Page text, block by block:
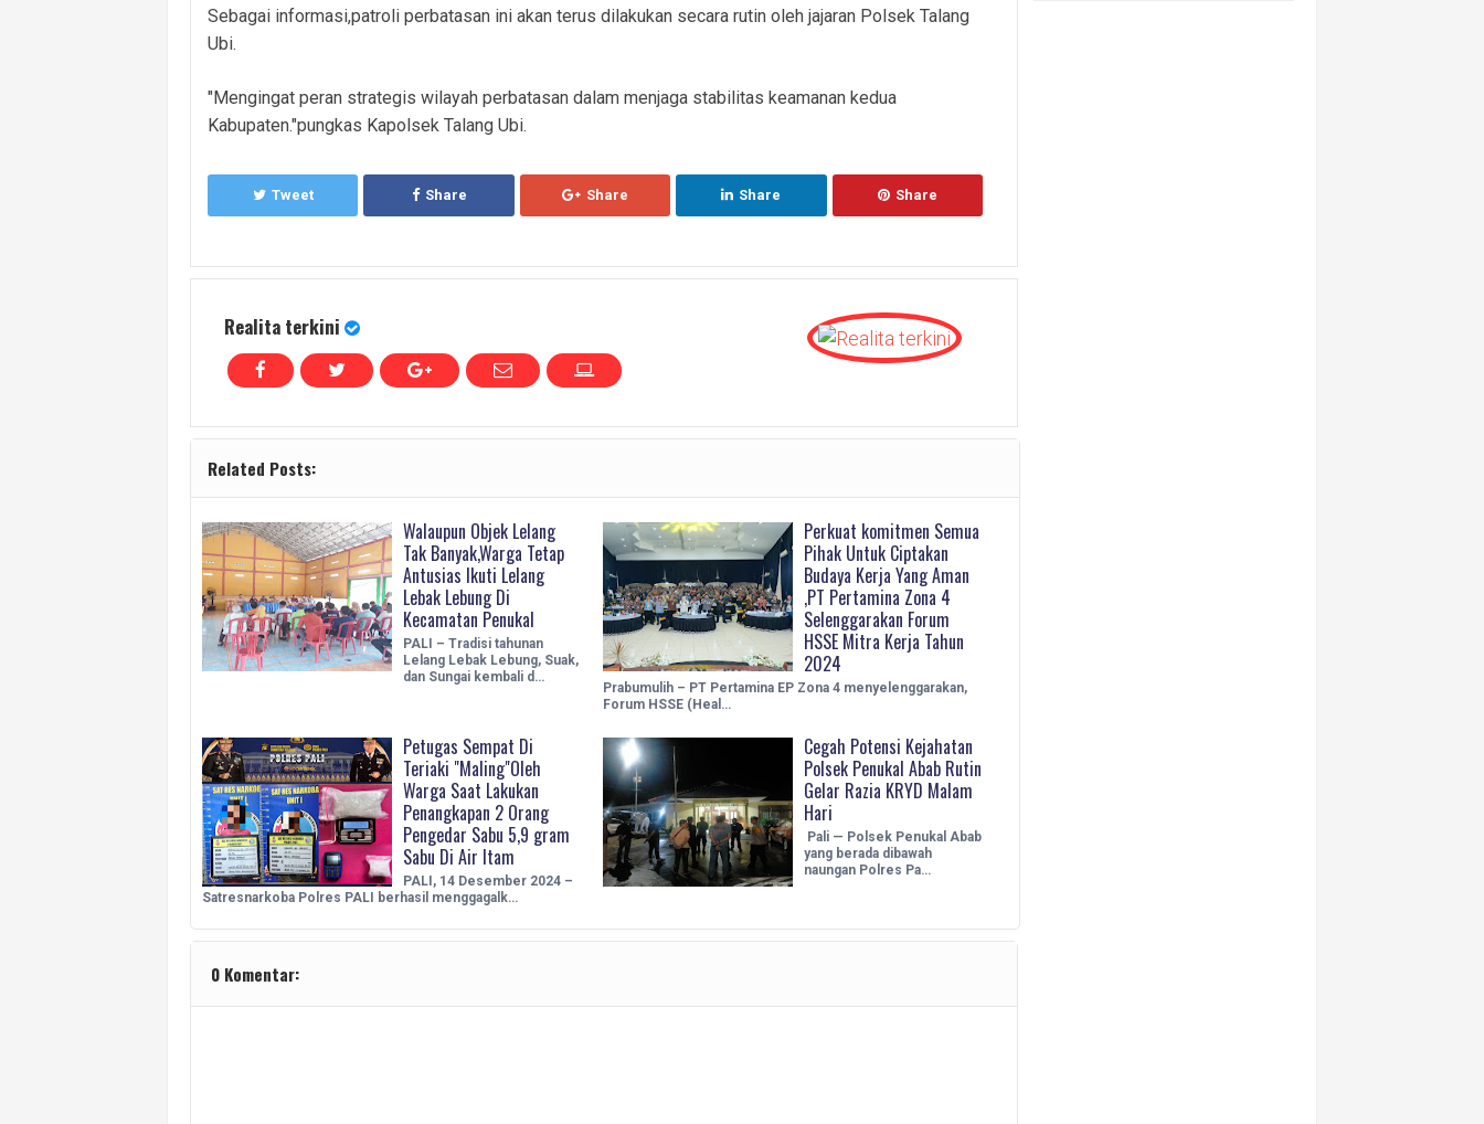
Sebagai informasi,patroli perbatasan ini akan terus dilakukan secara rutin oleh jajaran Polsek Talang
Ubi.
"Mengingat peran strategis wilayah perbatasan dalam menjaga stabilitas keamanan kedua
Kabupaten."pungkas Kapolsek Talang Ubi.
Tweet Share Share Share Share
Realita terkini
Related Posts:
Walaupun Objek Lelang
Tak Banyak,Warga Tetap
Antusias Ikuti Lelang
Lebak Lebung Di
Kecamatan Penukal
PALI – Tradisi tahunan
Lelang Lebak Lebung, Suak,
dan Sungai kembali d…
Perkuat komitmen Semua
Pihak Untuk Ciptakan
Budaya Kerja Yang Aman
,PT Pertamina Zona 4
Selenggarakan Forum
HSSE Mitra Kerja Tahun
2024
Prabumulih – PT Pertamina EP Zona 4 menyelenggarakan,
Forum HSSE (Heal…
Petugas Sempat Di
Teriaki "Maling"Oleh
Warga Saat Lakukan
Penangkapan 2 Orang
Pengedar Sabu 5,9 gram
Sabu Di Air Itam
PALI, 14 Desember 2024 –
Satresnarkoba Polres PALI berhasil menggagalk…
Cegah Potensi Kejahatan
Polsek Penukal Abab Rutin
Gelar Razia KRYD Malam
Hari
Pali — Polsek Penukal Abab
yang berada dibawah
naungan Polres Pa…
0 Komentar: